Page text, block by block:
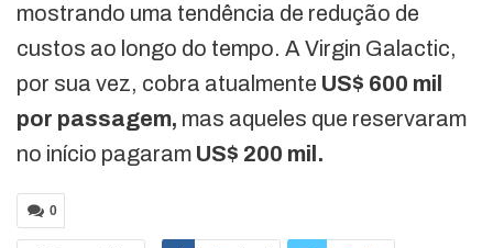
mostrando uma tendência de redução de
custos ao longo do tempo. A Virgin Galactic,
por sua vez, cobra atualmente US$ 600 mil
por passagem, mas aqueles que reservaram
no início pagaram US$ 200 mil.
0